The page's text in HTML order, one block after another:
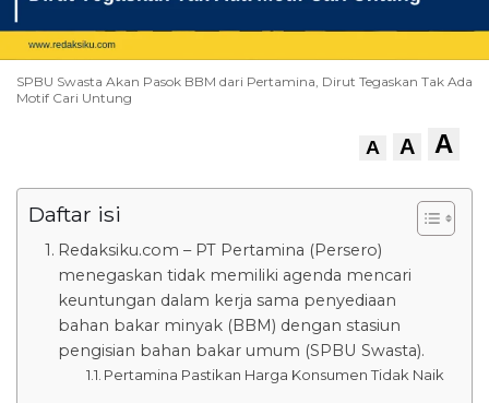
SPBU Swasta Akan Pasok BBM dari Pertamina, Dirut Tegaskan Tak Ada
Motif Cari Untung
A A A
Daftar isi
Redaksiku.com – PT Pertamina (Persero)
menegaskan tidak memiliki agenda mencari
keuntungan dalam kerja sama penyediaan
bahan bakar minyak (BBM) dengan stasiun
pengisian bahan bakar umum (SPBU Swasta).
Pertamina Pastikan Harga Konsumen Tidak Naik